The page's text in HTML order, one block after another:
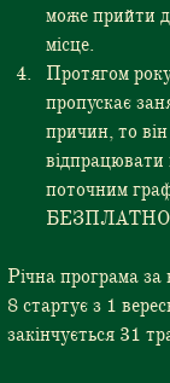
може прийти
місце.
Протягом
пропускає
причин, то
відпрацювати
поточним
Річна програма
8 стартує з 1
закінчується 31